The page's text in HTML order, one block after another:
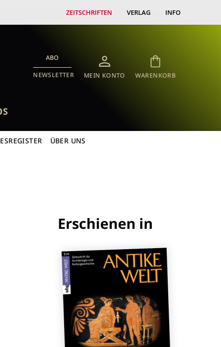
ZEITSCHRIFTEN VERLAG INFO
ABO
NEWSLETTER MEIN KONTO WARENKORB
ÜBER UNS
Erschienen in